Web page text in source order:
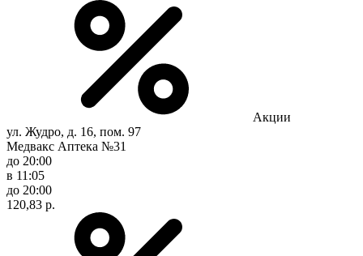
Акции
ул. Жудро, д. 16, пом. 97
Медвакс Аптека №31
до 20:00
в 11:05
до 20:00
120,83 р.